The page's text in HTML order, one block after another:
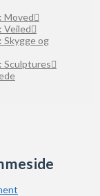
Moved
Veiled
og
Sculptures